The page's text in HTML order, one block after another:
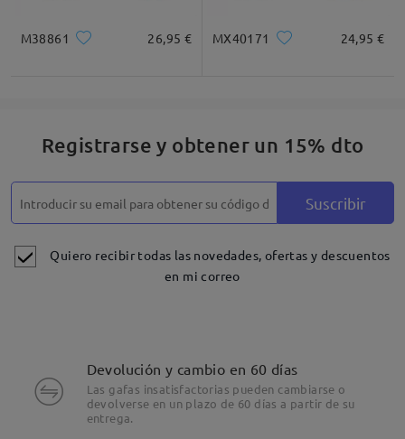
M38861 26,95 € MX40171 24,95 €
Registrarse y obtener un 15% dto
Suscribir
Quiero recibir todas las novedades, ofertas y descuentos
en mi correo
Devolución y cambio en 60 días
Las gafas insatisfactorias pueden cambiarse o
devolverse en un plazo de 60 días a partir de su
entrega.